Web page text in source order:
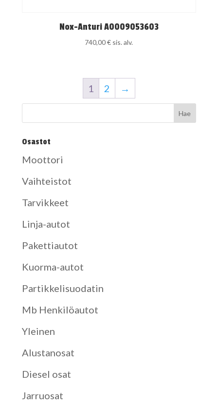
Nox-Anturi A0009053603
740,00€ sis. alv.
1 2 →
Osastot
Moottori
Vaihteistot
Tarvikkeet
Linja-autot
Pakettiautot
Kuorma-autot
Partikkelisuodatin
Mb Henkilöautot
Yleinen
Alustanosat
Diesel osat
Jarruosat